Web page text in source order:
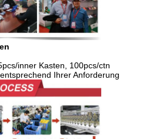
inner Kasten, 100pcs/ctn
Ihrer Anforderung